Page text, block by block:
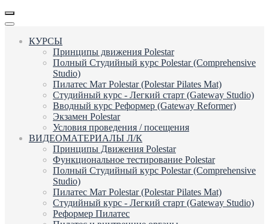
КУРСЫ
Принципы движения Polestar
Полный Студийный курс Polestar (Comprehensive
Studio)
Пилатес Мат Polestar (Polestar Pilates Mat)
Студийный курс - Легкий старт (Gateway Studio)
Вводный курс Реформер (Gateway Reformer)
Экзамен Polestar
Условия проведения / посещения
ВИДЕОМАТЕРИАЛЫ Л/К
Принципы Движения Polestar
Функциональное тестирование Polestar
Полный Студийный курс Polestar (Comprehensive
Studio)
Пилатес Мат Polestar (Polestar Pilates Mat)
Студийный курс - Легкий старт (Gateway Studio)
Реформер Пилатес